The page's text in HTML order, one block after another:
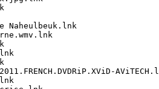
Naheulbeuk.lnk